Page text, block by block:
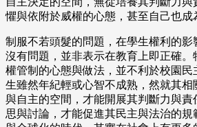
懼與依附於威權的心態，甚至自己也成
制服不若頭髮的問題，在學生權利的
沒有問題，並非表示在教育上即正確
權管制的心態與做法，並不利於校園
生雖然年紀輕或心智不成熟，然就其相
與自主的空間，才能開展其判斷力與責
思與討論，才能促進其民主與法治的